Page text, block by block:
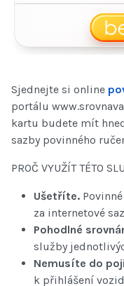
Sjednejte si online
portálu
kartu budete mít
sazby povinného
PROČ VYUŽÍT TÉTO
Ušetříte.
za internetové
Pohodlné
služby
Nemusíte do
k přihlášení